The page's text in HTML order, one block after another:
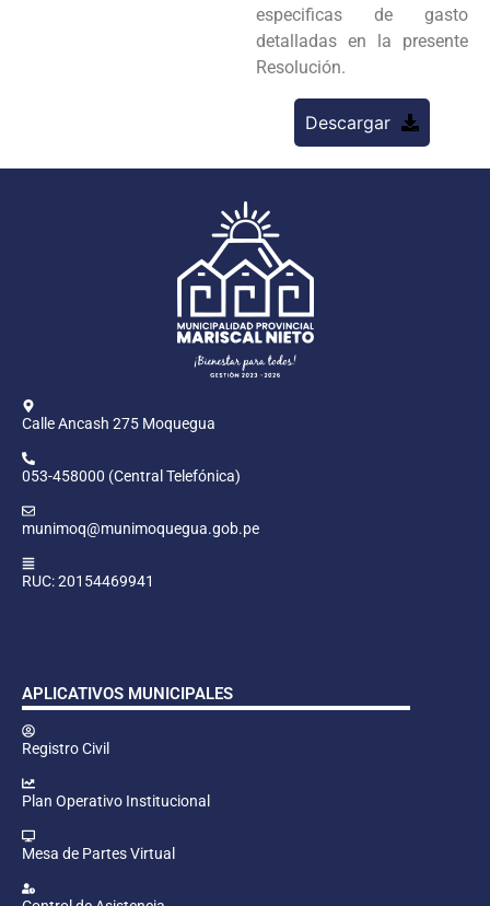
especificas de gasto
detalladas en la presente
Resolución.
Descargar
Calle Ancash 275 Moquegua
053-458000 (Central Telefónica)
munimoq@munimoquegua.gob.pe
RUC: 20154469941
APLICATIVOS MUNICIPALES
Registro Civil
Plan Operativo Institucional
Mesa de Partes Virtual